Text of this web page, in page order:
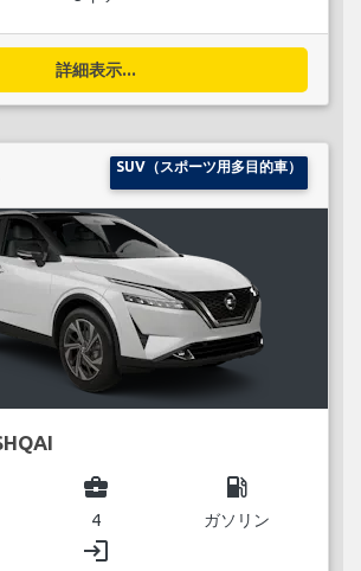
詳細表示...
SUV（スポーツ用多目的車）
business_center
4
local_gas_station
ガソリン
login